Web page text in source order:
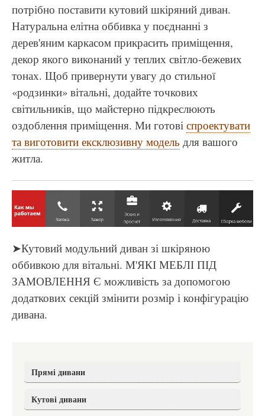
потрібно поставити кутовий шкіряний диван.
Натуральна елітна оббивка у поєднанні з
дерев'яним каркасом прикрасить приміщення,
декор якого виконаний у теплих світло-бежевих
тонах. Щоб привернути увагу до стильної
«родзинки» вітальні, додайте точкових
світильників, що майстерно підкреслюють
оздоблення приміщення. Ми готові спроектувати
та виготовити ексклюзивну модель для вашого
житла.
➤Кутовий модульний диван зі шкіряною
оббивкою для вітальні. М'ЯКІ МЕБЛІ ПІД
ЗАМОВЛЕННЯ Є можливість за допомогою
додаткових секцій змінити розмір і конфігурацію
дивана.
Прямі дивани
Кутові дивани